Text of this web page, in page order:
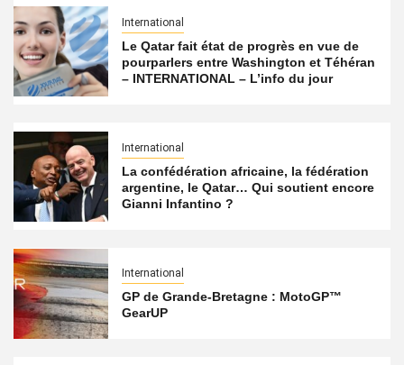
International
Le Qatar fait état de progrès en vue de
pourparlers entre Washington et Téhéran
– INTERNATIONAL – L’info du jour
International
La confédération africaine, la fédération
argentine, le Qatar… Qui soutient encore
Gianni Infantino ?
International
GP de Grande-Bretagne : MotoGP™
GearUP